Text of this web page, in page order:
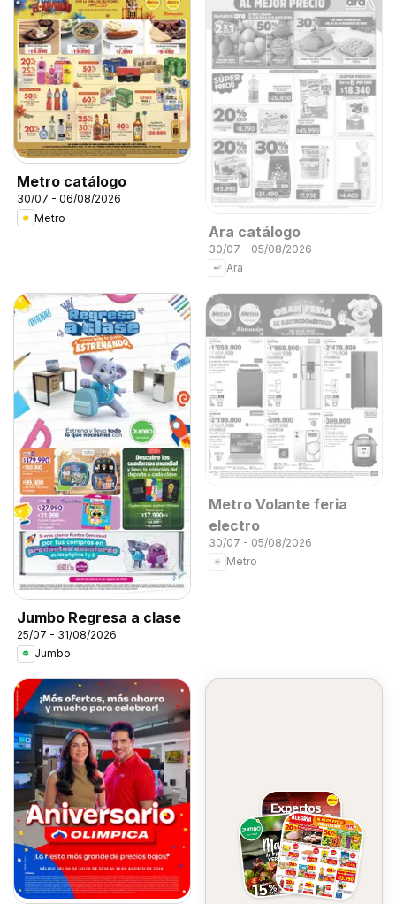
Metro catálogo
30/07 - 06/08/2026
Metro
Ara catálogo
30/07 - 05/08/2026
Ara
Jumbo Regresa a clase
25/07 - 31/08/2026
Jumbo
Metro Volante feria
electro
30/07 - 05/08/2026
Metro